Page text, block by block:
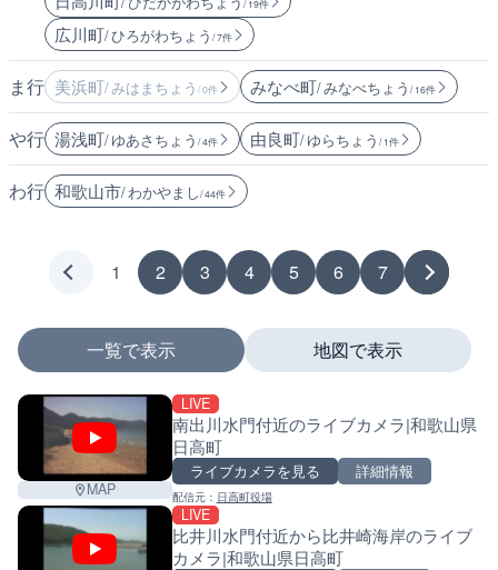
/ 19件
広川町/ ひろがわちょう / 7件
ま行 美浜町/ みはまちょう / 0件 みなべ町/ みなべちょう / 16件
や行 湯浅町/ ゆあさちょう / 4件 由良町/ ゆらちょう / 1件
わ行 和歌山市/ わかやまし/ 44件
1 2 3 4 5 6 7
一覧で表示
MAP
LIVE
南出川水門付近のライブカメラ|和歌山県
日高町
ライブカメラを見る 詳細情報
配信元： 日高町役場
LIVE
比井川水門付近から比井崎海岸のライブ
カメラ|和歌山県日高町
地図で表示
+
−
マーカーをタップするとライブカメラの詳細が表示さ